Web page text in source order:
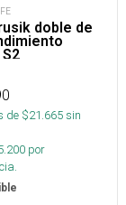
doble de
S2
de $21.665sin
por